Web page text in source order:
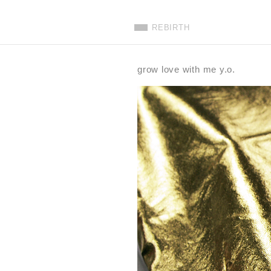
REBIRTH
grow love with me y.o.